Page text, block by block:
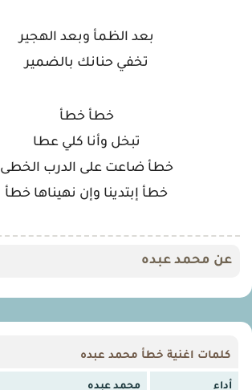
بعد الظمأ وبعد الهجير
تخفي حنانك بالضمير
خطأ خطأ
تبخل وأنا كلي عطا
خطأ ضاعت على الدرب الخطى
خطأ إبتدينا وإن نهيناها خطأ
عن محمد عبده
كلمات اغنية خطأ محمد عبده
أداء محمد عبده